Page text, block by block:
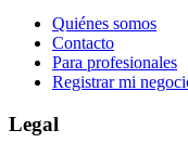
Quiénes somos
Contacto
Para profesionales
Registrar mi
Legal